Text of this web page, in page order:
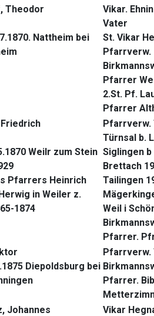
Theodor
Nattheim bei
Vikar.
Vater
St. Vikar
Pfarrverw.
Pfarrer
2.St. Pf.
Pfarrer
Weilr zum Stein
Pfarrers Heinrich
in Weiler z.
1874
Pfarrverw.
Türnsal b.
Siglingen b
Brettach
Tailingen
Weil i
Pfarrer.
Diepoldsburg bei
Pfarrverw.
Pfarrer.
Johannes
Vikar